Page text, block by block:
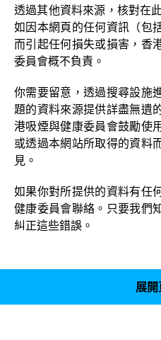
透過其他資料來源，核對在
如因本網頁的任何資訊（包
而引起任何損失或損害，香
委員會概不負責。
你需要留意，透過搜尋設施
題的資料來源提供詳盡無遺
港吸煙與健康委員會鼓勵使
或透過本網站所取得的資料
見。
如果你對所提供的資料有任
健康委員會聯絡。只要我們
糾正這些錯誤。
展